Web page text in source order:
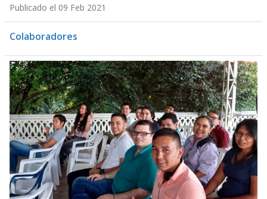
Publicado el 09 Feb 2021
Colaboradores